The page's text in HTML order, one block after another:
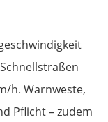
h. Warnweste,
Pflicht – zudem